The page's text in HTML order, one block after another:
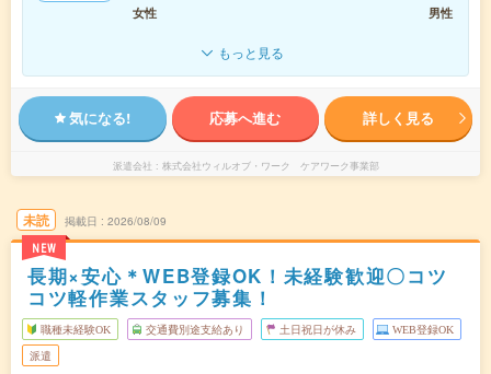
女性
男性
もっと見る
気になる! 応募へ進む 詳しく見る
派遣会社 株式会社ウィルオブ・ワーク ケアワーク事業部
未読
NEW
掲載日 2026/08/09
長期×安心＊WEB登録OK！未経験歓迎〇コツ
コツ軽作業スタッフ募集！
職種未経験OK 交通費別途支給あり 土日祝日が休み WEB登録OK
派遣